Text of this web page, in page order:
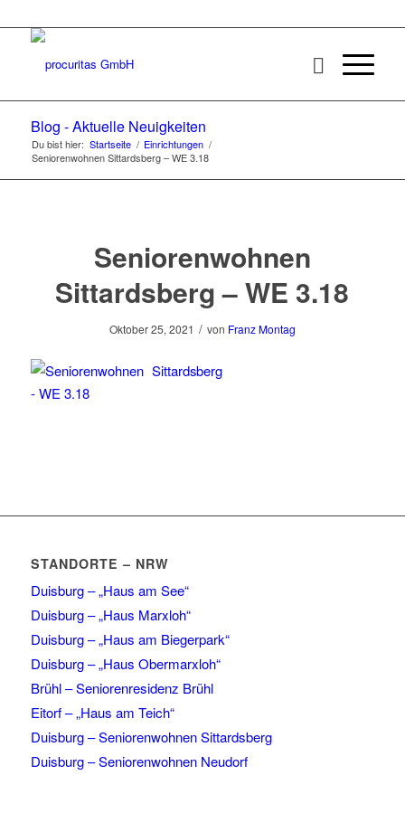
Blog - Aktuelle Neuigkeiten
Du bist hier: Startseite / Einrichtungen /
Seniorenwohnen Sittardsberg – WE 3.18
Seniorenwohnen
Sittardsberg – WE 3.18
Oktober 25, 2021 / von Franz Montag
STANDORTE – NRW
Duisburg – „Haus am See“
Duisburg – „Haus Marxloh“
Duisburg – „Haus am Biegerpark“
Duisburg – „Haus Obermarxloh“
Brühl – Seniorenresidenz Brühl
Eitorf – „Haus am Teich“
Duisburg – Seniorenwohnen Sittardsberg
Duisburg – Seniorenwohnen Neudorf